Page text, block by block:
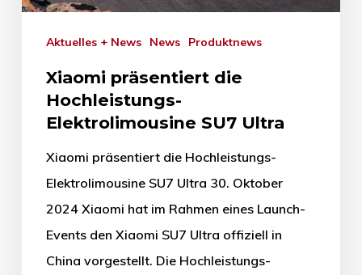
Aktuelles + News News Produktnews
Xiaomi präsentiert die
Hochleistungs-
Elektrolimousine SU7 Ultra
Xiaomi präsentiert die Hochleistungs-
Elektrolimousine SU7 Ultra 30. Oktober
2024 Xiaomi hat im Rahmen eines Launch-
Events den Xiaomi SU7 Ultra offiziell in
China vorgestellt. Die Hochleistungs-